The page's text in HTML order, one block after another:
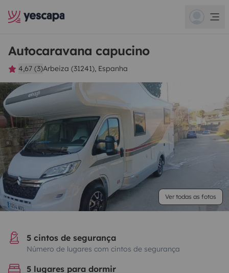
Autocaravana capucino
4,67 (3)Arbeiza (31241), Espanha
Ver todas as fotos
5 cintos de segurança
Número de lugares com cintos de segurança
5 lugares para dormir